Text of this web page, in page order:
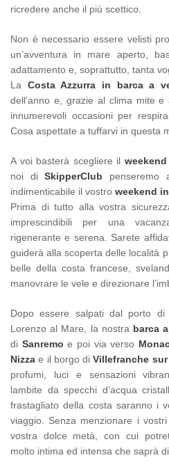
ricredere anche il più scettico.
Non è necessario essere velisti
un’avventura in mare aperto,
adattamento e, soprattutto, tanta
La Costa Azzurra in barca a
dell’anno e, grazie al clima mite
innumerevoli occasioni per
Cosa aspettate a tuffarvi in questa
A voi basterà scegliere il weekend
noi diSkipperClub penseremo
indimenticabile il vostro weekend
Prima di tutto alla vostra
imprescindibili per una
rigenerante e serena. Sarete
guiderà alla scoperta delle località
belle della costa francese,
manovrare le vele e direzionare
Dopo essere salpati dal porto
Lorenzo al Mare, la nostra barca
di Sanremo e poi via verso
Nizza e il borgo diVillefranche sur
profumi, luci e sensazioni
lambite da specchi d’acqua
frastagliato della costa saranno i
viaggio. Senza menzionare i
vostra dolce metà, con cui
molto intima ed intensa che saprà